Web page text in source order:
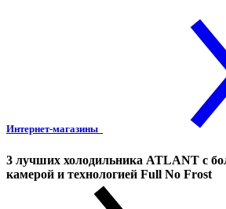
Интернет-магазины
3 лучших холодильника ATLANT с
камерой и технологией Full No Frost